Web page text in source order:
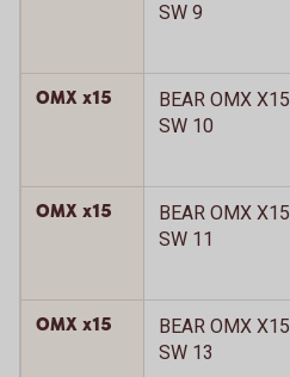
SW 9
OMX x15
BEAR OMX X15
SW 10
OMX x15
BEAR OMX X15
SW 11
OMX x15
BEAR OMX X15
SW 13